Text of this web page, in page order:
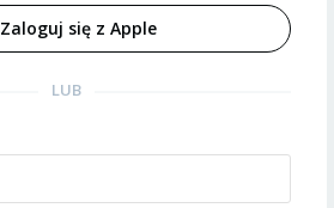
Zaloguj się z Apple
LUB